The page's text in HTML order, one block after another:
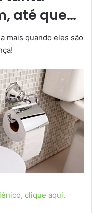
até que…
mais quando eles são
clique aqui.